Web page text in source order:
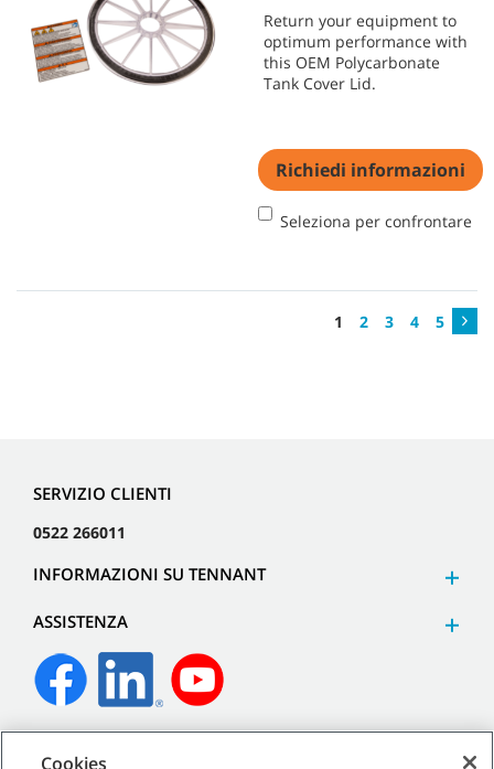
Return your equipment to
optimum performance with
this OEM Polycarbonate
Tank Cover Lid.
Richiedi informazioni
Seleziona per confrontare
1 2 3 4 5
SERVIZIO CLIENTI
0522 266011
INFORMAZIONI SU TENNANT
ASSISTENZA
Cookies